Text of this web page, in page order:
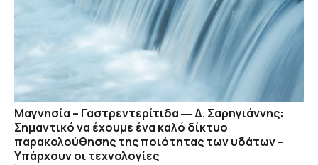
Μαγνησία – Γαστρεντερίτιδα ― Δ. Σαρηγιάννης:
Σημαντικό να έχουμε ένα καλό δίκτυο
παρακολούθησης της ποιότητας των υδάτων –
Υπάρχουν οι τεχνολογίες